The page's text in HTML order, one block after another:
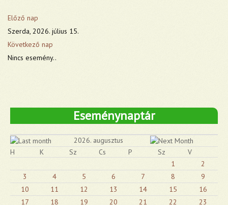
Előző nap
Szerda, 2026. július 15.
Következő nap
Nincs esemény..
Eseménynaptár
2026. augusztus
H
K Sz Cs P Sz
V
1
2
3
4 5 6 7 8
9
10
11 12 13 14 15
16
17
18 19 20 21 22
23